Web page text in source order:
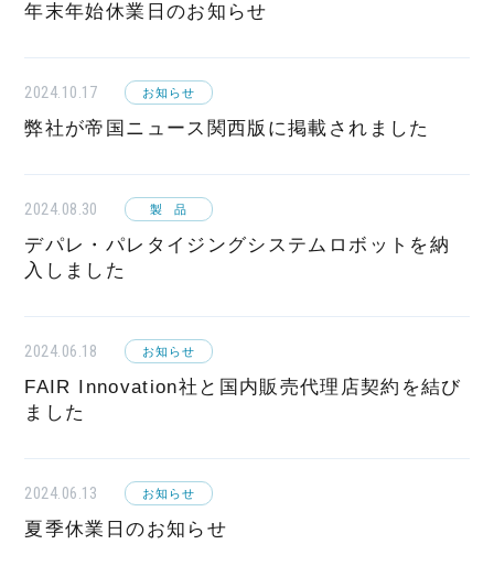
年末年始休業日のお知らせ
2024.10.17 お知らせ
弊社が帝国ニュース関西版に掲載されました
2024.08.30 製品
デパレ・パレタイジングシステムロボットを納
入しました
2024.06.18 お知らせ
FAIR Innovation社と国内販売代理店契約を結び
ました
2024.06.13 お知らせ
夏季休業日のお知らせ